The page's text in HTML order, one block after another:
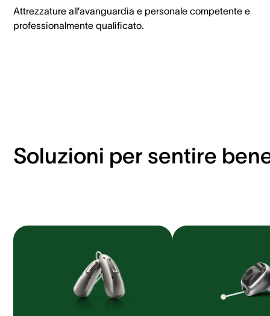
Attrezzature all’avanguardia e personale competente e
professionalmente qualificato.
Soluzioni per sentire